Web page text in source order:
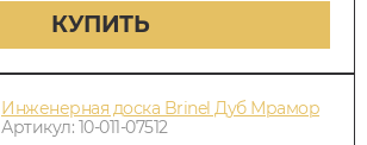
КУПИТЬ
Инженерная доска Brinel Дуб Мрамор
Артикул: 10-011-07512